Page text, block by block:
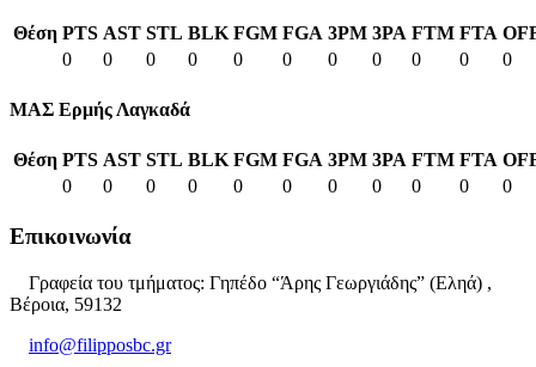
Θέση PTS AST STL BLK FGM FGA 3PM 3PA FTM FTA
0
0 0 0 0 0 0 0 0 0 0
ΜΑΣ Ερμής Λαγκαδά
Θέση PTS AST STL BLK FGM FGA 3PM 3PA FTM FTA
0
0 0 0 0 0 0 0 0 0 0
Επικοινωνία
Γραφεία του τμήματος: Γηπέδο “Άρης Γεωργιάδης” (Εληά) ,
Βέροια, 59132
info@filipposbc.gr